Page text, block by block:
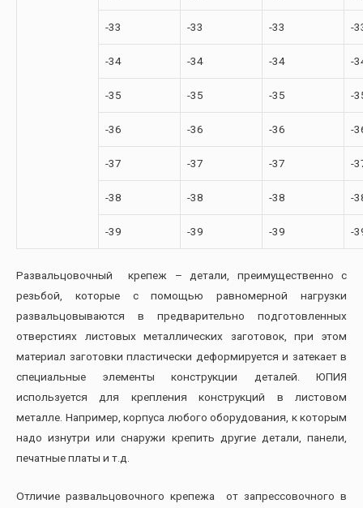
-33 -33 -33 -
-34 -34 -34 -
-35 -35 -35 -
-36 -36 -36 -
-37 -37 -37 -
-38 -38 -38 -
-39 -39 -39 -
Развальцовочный крепеж – детали, преимущественно с
резьбой, которые с помощью равномерной нагрузки
развальцовываются в предварительно подготовленных
отверстиях листовых металлических заготовок, при этом
материал заготовки пластически деформируется и затекает в
специальные элементы конструкции деталей. ЮПИЯ
используется для крепления конструкций в листовом
металле. Например, корпуса любого оборудования, к которым
надо изнутри или снаружи крепить другие детали, панели,
печатные платы и т.д.
Отличие развальцовочного крепежа от запрессовочного в